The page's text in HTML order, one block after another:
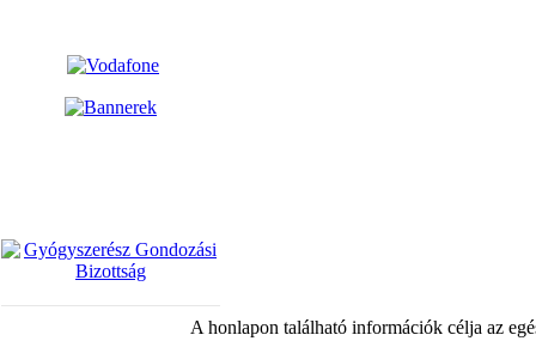
A honlapon található információk célja az